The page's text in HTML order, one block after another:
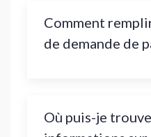
Comment
de demande de
Où puis-je